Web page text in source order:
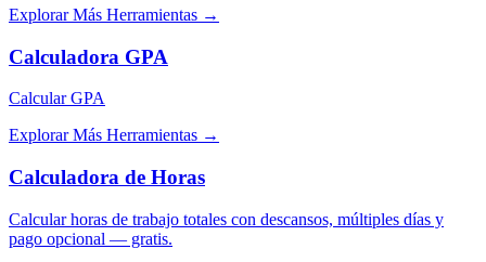
Explorar Más Herramientas →
Calculadora GPA
Calcular GPA
Explorar Más Herramientas →
Calculadora de Horas
Calcular horas de trabajo totales con descansos, múltiples días y
pago opcional — gratis.